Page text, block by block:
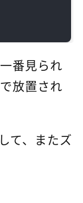
番見られ
放置され
て、またズ